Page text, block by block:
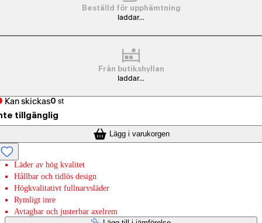
Beställd för upphämtning
laddar...
Från butikshyllan
laddar...
Kan skickas0 st
tillgänglig
Lägg i varukorgen
Läder av hög kvalitet
Hållbar och tidlös design
Högkvalitativt fullnarvsläder
Rymligt inre
Avtagbar och justerbar axelrem